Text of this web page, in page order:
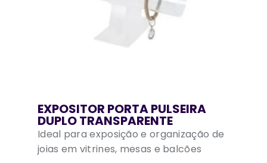
EXPOSITOR PORTA PULSEIRA
DUPLO TRANSPARENTE
Ideal para exposição e organização de
joias em vitrines, mesas e balcões